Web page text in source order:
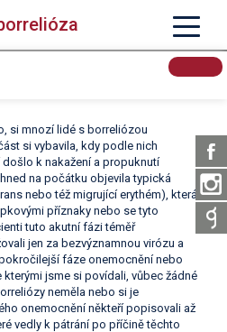
si mnozí lidé s borreliózou
si vybavila, kdy podle nich
k nakažení a propuknutí
na počátku objevila typická
nebo též migrující erythém), která
příznaky nebo se tyto
tuto akutní fázi téměř
jen za bezvýznamnou virózu a
fáze onemocnění nebo
jsme si povídali, vůbec žádné
neměla nebo si je
onemocnění někteří popisovali až
vedly k pátrání po příčině těchto